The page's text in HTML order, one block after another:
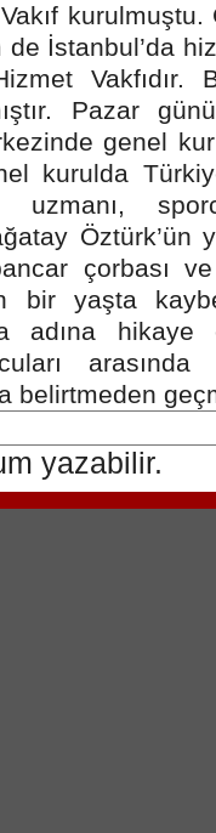
İstanbul’da
Vakfıdır.
Pazar
genel
kurulda
Öztürk’ün
çorbası
bir yaşta
adına hikaye
belirtmeden
yazabilir.